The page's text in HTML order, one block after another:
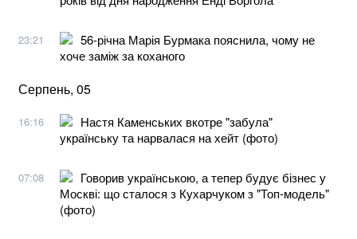
23:21
56-річна Марія Бурмака пояснила, чому не
хоче заміж за коханого
Серпень, 05
16:16
Настя Каменських вкотре "забула"
українську та нарвалася на хейт (фото)
07:08
Говорив українською, а тепер будує бізнес у
Москві: що сталося з Кухарчуком з "Топ-модель"
(фото)